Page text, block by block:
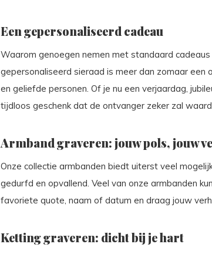
Een gepersonaliseerd cadeau
Waarom genoegen nemen met standaard
gepersonaliseerd sieraad is meer dan zomaar een
en geliefde personen. Of je nu een verjaardag,
tijdloos geschenk dat de ontvanger zeker zal
Armband graveren: jouw pols, jouw
Onze collectie armbanden biedt uiterst veel
gedurfd en opvallend. Veel van onze armbanden
favoriete quote, naam of datum en draag jouw
Ketting graveren: dicht bij je hart